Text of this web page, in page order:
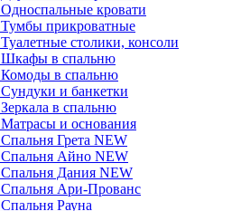
Односпальные кровати
Тумбы прикроватные
Туалетные столики, консоли
Шкафы в спальню
Комоды в спальню
Сундуки и банкетки
Зеркала в спальню
Матрасы и основания
Спальня Грета NEW
Спальня Айно NEW
Спальня Дания NEW
Спальня Ари-Прованс
Спальня Рауна